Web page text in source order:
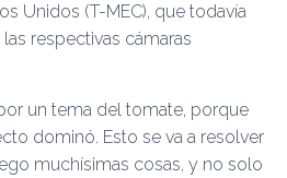
Unidos (T-MEC), que todavía
respectivas cámaras
un tema del tomate, porque
dominó. Esto se va a resolver
muchísimas cosas, y no solo